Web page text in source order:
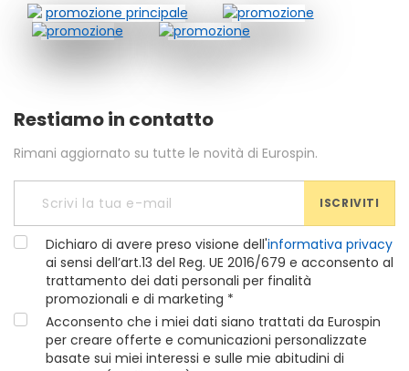
Restiamo in contatto
Rimani aggiornato su tutte le novità di Eurospin.
ISCRIVITI
Dichiaro di avere preso visione dell'informativa privacy
ai sensi dell’art.13 del Reg. UE 2016/679 e acconsento al
trattamento dei dati personali per finalità
promozionali e di marketing *
Acconsento che i miei dati siano trattati da Eurospin
per creare offerte e comunicazioni personalizzate
basate sui miei interessi e sulle mie abitudini di